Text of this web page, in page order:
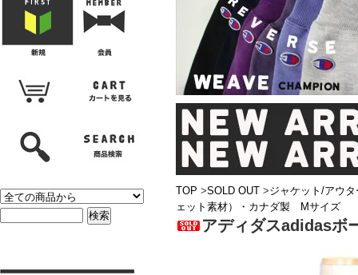
TOP >SOLD OUT >ジャケット/アウタ
ェット素材）・カナダ製 Mサイズ
アディダスadidasボ